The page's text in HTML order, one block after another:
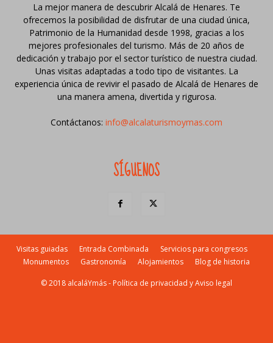
La mejor manera de descubrir Alcalá de Henares. Te
ofrecemos la posibilidad de disfrutar de una ciudad única,
Patrimonio de la Humanidad desde 1998, gracias a los
mejores profesionales del turismo. Más de 20 años de
dedicación y trabajo por el sector turístico de nuestra ciudad.
Unas visitas adaptadas a todo tipo de visitantes. La
experiencia única de revivir el pasado de Alcalá de Henares de
una manera amena, divertida y rigurosa.
Contáctanos: info@alcalaturismoymas.com
SÍGUENOS
Visitas guiadas Entrada Combinada
Servicios para congresos
Monumentos
Gastronomía Alojamientos Blog de historia
© 2018 alcaláYmás - Política de privacidad y Aviso legal